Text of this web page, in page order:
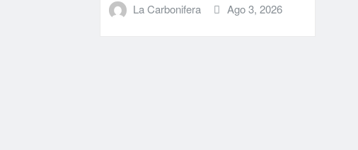
La Carbonifera Ago 3, 2026